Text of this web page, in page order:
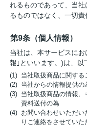
れるものであって、当
るものではなく、一切責
第9条（個人情報）
当社は、本サービスに
報｣といいます。)は、以
(1) 当社取扱商品に関する
(2) 当社からの情報提供の
(3) 当社取扱商品の情報、
資料送付の為
(4) お問い合わせいただい
りご連絡をさせていた